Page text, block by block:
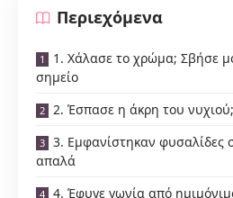
Περιεχόμενα
1. Χάλασε το χρώμα; Σβήσε
σημείο
2. Έσπασε η άκρη του
3. Εμφανίστηκαν φυσαλίδες
απαλά
4. Έφυγε γωνία από